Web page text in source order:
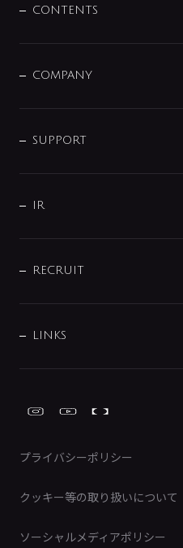
プライバシーポリシー
クッキー等の取り扱いについて
ソーシャルメディアポリシー
その他
センサー・タッチ水栓
単水栓
分岐
配管システム
バス・空調周辺用品
トイレ周辺用品
CONTENTS
じぶんシャワーが見つかる
COMPANY
企業理念
会社概要
事業所案内
SUPPORT
よくあるご質問
データダウンロード
みらいエコ住宅2026事業
IR
IRニュース
IRライブラリ
電子公告
RECRUIT
募集要項
LINKS